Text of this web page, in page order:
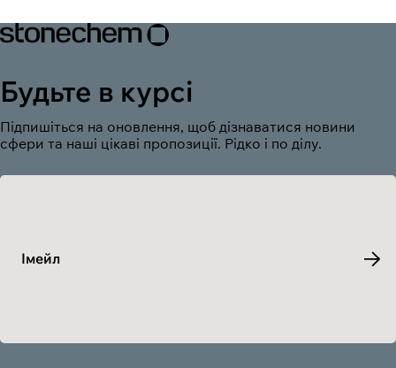
Будьте в курсі
Підпишіться на оновлення, щоб дізнаватися новини
сфери та наші цікаві пропозиції. Рідко і по ділу.
Імейл